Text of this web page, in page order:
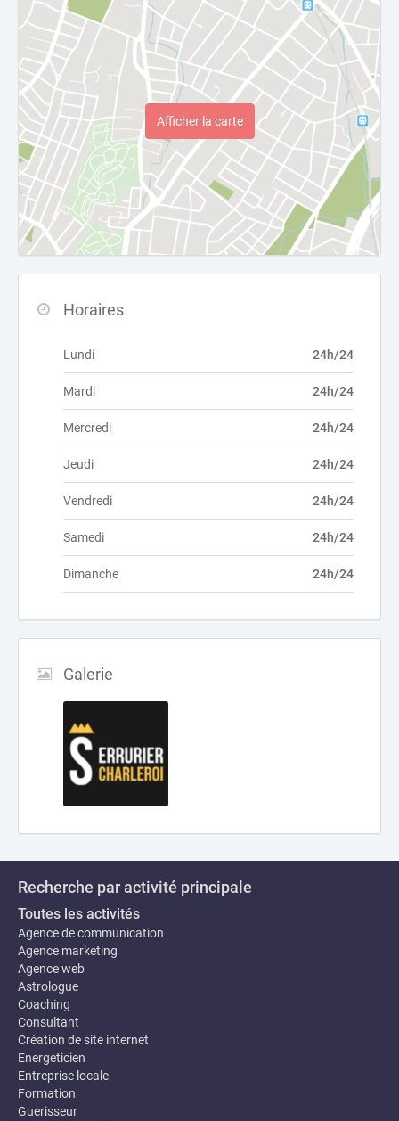
Afficher la carte
Horaires
Lundi 24h/24
Mardi 24h/24
Mercredi 24h/24
Jeudi 24h/24
Vendredi 24h/24
Samedi 24h/24
Dimanche 24h/24
Galerie
Recherche par activité principale
Toutes les activités
Agence de communication
Agence marketing
Agence web
Astrologue
Coaching
Consultant
Création de site internet
Energeticien
Entreprise locale
Formation
Guerisseur